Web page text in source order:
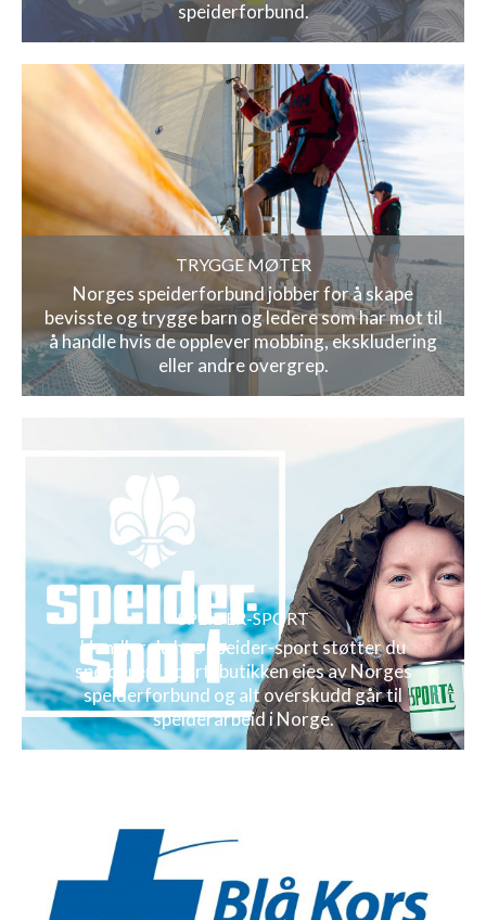
speiderforbund.
TRYGGE MØTER
Norges speiderforbund jobber for å skape
bevisste og trygge barn og ledere som har mot til
å handle hvis de opplever mobbing, ekskludering
eller andre overgrep.
SPEIDER-SPORT
Handler du hos Speider-sport støtter du
speideren! Sportsbutikken eies av Norges
speiderforbund og alt overskudd går til
speiderarbeid i Norge.